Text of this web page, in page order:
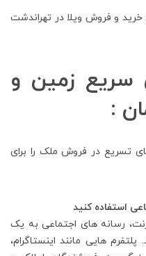
و فروش ویلا در تهراندشت
زمین و
:
تسریع در فروش ملک را برای
استفاده کنید
رسانه های اجتماعی به یک
پلتفرم هایی مانند اینستاگرام،